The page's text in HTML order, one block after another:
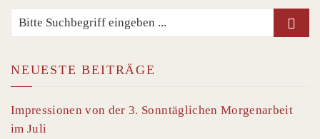
NEUESTE BEITRÄGE
Impressionen von der 3. Sonntäglichen Morgenarbeit
im Juli